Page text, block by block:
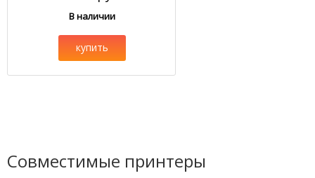
В наличии
купить
Совместимые принтеры